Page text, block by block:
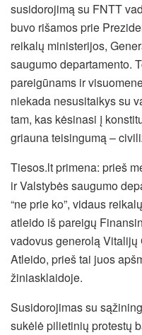
susidorojimą su FNTT
buvo rišamos prie
reikalų ministerijos,
saugumo departamento.
pareigūnams ir
niekada nesusitaikys su
tam, kas kėsinasi į
griauna teisingumą –
Tiesos.lt primena: prieš
ir Valstybės saugumo
“ne prie ko”, vidaus
atleido iš pareigų
vadovus generolą Vitalijų
Atleido, prieš tai juos
žiniasklaidoje.
Susidorojimas su
sukėlė pilietinių protestų